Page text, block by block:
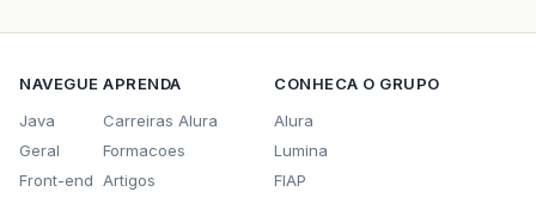
NAVEGUE
Java
Geral
Front-end
APRENDA
Carreiras Alura
Formacoes
Artigos
CONHECA O GRUPO
Alura
Lumina
FIAP